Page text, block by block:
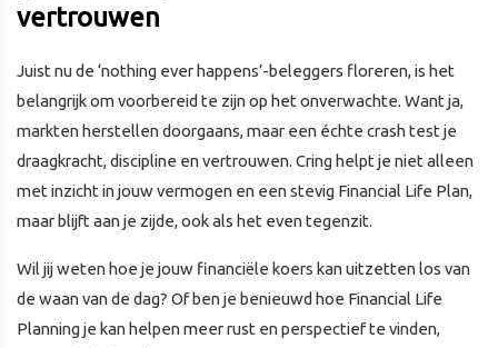
vertrouwen
Juist nu de ‘nothing ever happens’-beleggers floreren, is het
belangrijk om voorbereid te zijn op het onverwachte. Want ja,
markten herstellen doorgaans, maar een échte crash test je
draagkracht, discipline en vertrouwen. Cring helpt je niet alleen
met inzicht in jouw vermogen en een stevig Financial Life Plan,
maar blijft aan je zijde, ook als het even tegenzit.
Wil jij weten hoe je jouw financiële koers kan uitzetten los van
de waan van de dag? Of ben je benieuwd hoe Financial Life
Planning je kan helpen meer rust en perspectief te vinden,